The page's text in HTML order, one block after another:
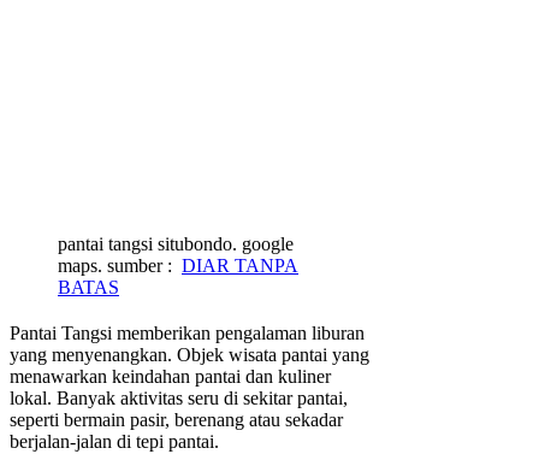
pantai tangsi situbondo. google
maps. sumber : DIAR TANPA
BATAS
Pantai Tangsi memberikan pengalaman liburan
yang menyenangkan. Objek wisata pantai yang
menawarkan keindahan pantai dan kuliner
lokal. Banyak aktivitas seru di sekitar pantai,
seperti bermain pasir, berenang atau sekadar
berjalan-jalan di tepi pantai.